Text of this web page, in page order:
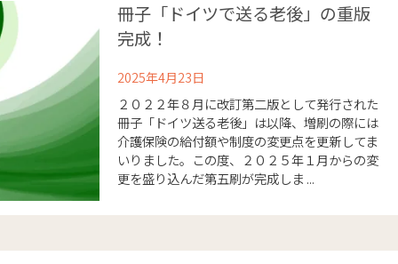
冊子「ドイツで送る老後」の重版
完成！
2025年4月23日
２０２２年８月に改訂第二版として発行された
冊子「ドイツ送る老後」は以降、増刷の際には
介護保険の給付額や制度の変更点を更新してま
いりました。この度、２０２５年１月からの変
更を盛り込んだ第五刷が完成しま ...